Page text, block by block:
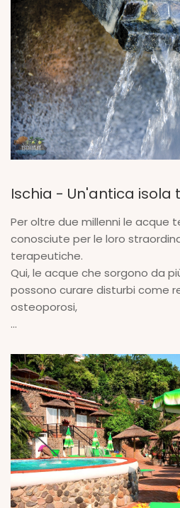
Ischia - Un'antica isola
Per oltre due millenni le acque
conosciute per le loro
terapeutiche.
Qui, le acque che sorgono da
possono curare disturbi come
osteoporosi,
...